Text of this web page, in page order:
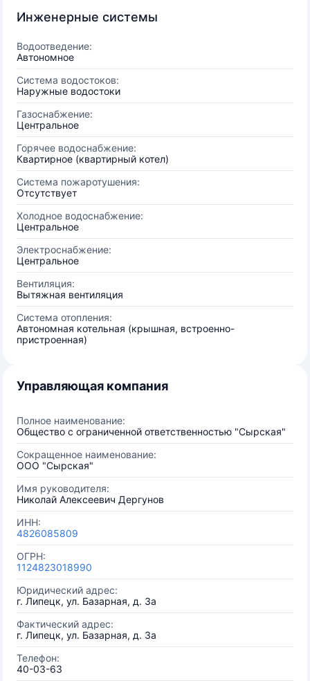
Инженерные системы
Водоотведение:
Автономное
Система водостоков:
Наружные водостоки
Газоснабжение:
Центральное
Горячее водоснабжение:
Квартирное (квартирный котел)
Система пожаротушения:
Отсутствует
Холодное водоснабжение:
Центральное
Электроснабжение:
Центральное
Вентиляция:
Вытяжная вентиляция
Система отопления:
Автономная котельная (крышная, встроенно-
пристроенная)
Управляющая компания
Полное наименование:
Общество с ограниченной ответственностью "Сырская"
Сокращенное наименование:
ООО "Сырская"
Имя руководителя:
Николай Алексеевич Дергунов
ИНН:
4826085809
ОГРН:
1124823018990
Юридический адрес:
г. Липецк, ул. Базарная, д. 3а
Фактический адрес:
г. Липецк, ул. Базарная, д. 3а
Телефон:
40-03-63